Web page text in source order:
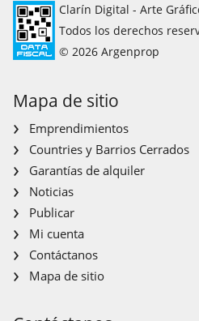
Clarín Digital - Arte
Todos los derechos
© 2026 Argenprop
Mapa de sitio
Emprendimientos
Countries y Barrios Cerrados
Garantías de alquiler
Noticias
Publicar
Mi cuenta
Contáctanos
Mapa de sitio